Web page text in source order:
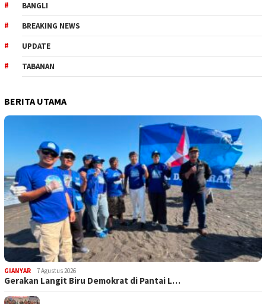
BANGLI
BREAKING NEWS
UPDATE
TABANAN
BERITA UTAMA
GIANYAR 7 Agustus 2026
Gerakan Langit Biru Demokrat di Pantai L…